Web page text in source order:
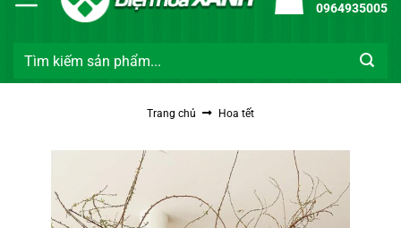
0964935005
Tìm
Trang chủ Hoa tết